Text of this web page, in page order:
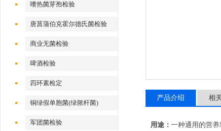
嗜热菌芽孢检验
唐菖蒲伯克霍尔德氏菌检验
商业无菌检验
啤酒检验
四环素检定
铜绿假单胞菌(绿脓杆菌)
军团菌检验
产品介绍 相
用途： 一种通用的营